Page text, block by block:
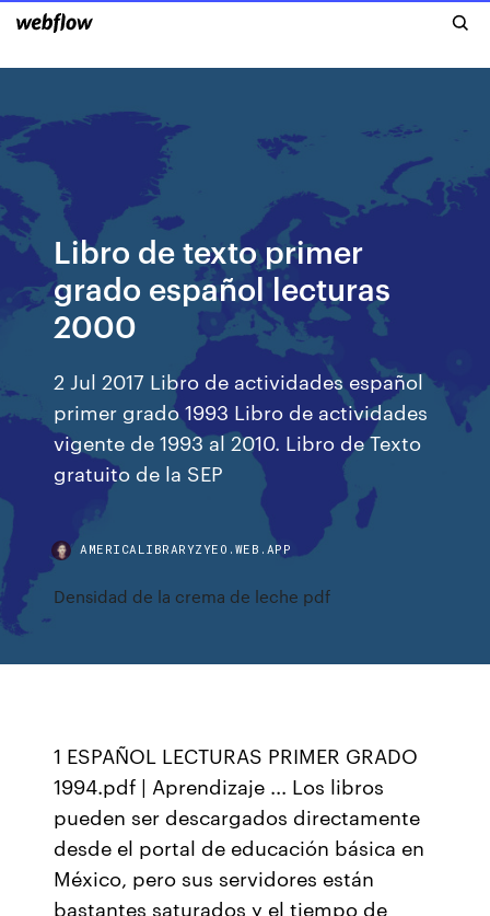
Libro de texto primer
grado español lecturas
2000
2 Jul 2017 Libro de actividades español
primer grado 1993 Libro de actividades
vigente de 1993 al 2010. Libro de Texto
gratuito de la SEP
AMERICALIBRARYZYEO.WEB.APP
Densidad de la crema de leche pdf
1 ESPAÑOL LECTURAS PRIMER GRADO
1994.pdf | Aprendizaje ... Los libros
pueden ser descargados directamente
desde el portal de educación básica en
México, pero sus servidores están
bastantes saturados y el tiempo de